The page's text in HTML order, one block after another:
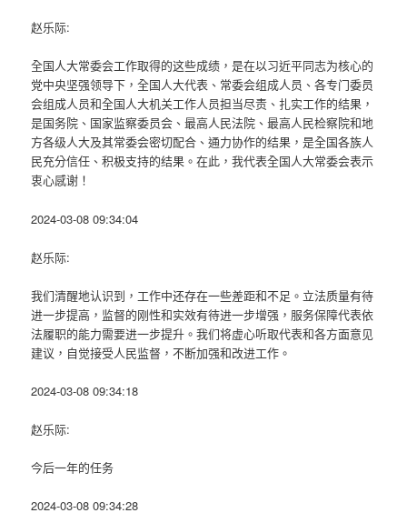
赵乐际:
全国人大常委会工作取得的这些成绩，是在以习近平同志为核心的
党中央坚强领导下，全国人大代表、常委会组成人员、各专门委员
会组成人员和全国人大机关工作人员担当尽责、扎实工作的结果，
是国务院、国家监察委员会、最高人民法院、最高人民检察院和地
方各级人大及其常委会密切配合、通力协作的结果，是全国各族人
民充分信任、积极支持的结果。在此，我代表全国人大常委会表示
衷心感谢！
2024-03-08 09:34:04
赵乐际:
我们清醒地认识到，工作中还存在一些差距和不足。立法质量有待
进一步提高，监督的刚性和实效有待进一步增强，服务保障代表依
法履职的能力需要进一步提升。我们将虚心听取代表和各方面意见
建议，自觉接受人民监督，不断加强和改进工作。
2024-03-08 09:34:18
赵乐际:
今后一年的任务
2024-03-08 09:34:28